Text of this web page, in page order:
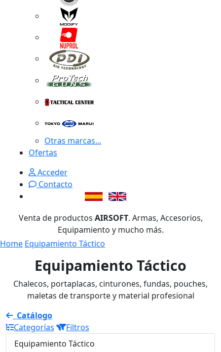
Otras marcas...
Ofertas
Acceder
Contacto
Venta de productos AIRSOFT. Armas, Accesorios,
Equipamiento y mucho más.
Home Equipamiento Táctico
Equipamiento Táctico
Chalecos, portaplacas, cinturones, fundas, pouches,
maletas de transporte y material profesional
Catálogo
Categorías
Filtros
Equipamiento Táctico